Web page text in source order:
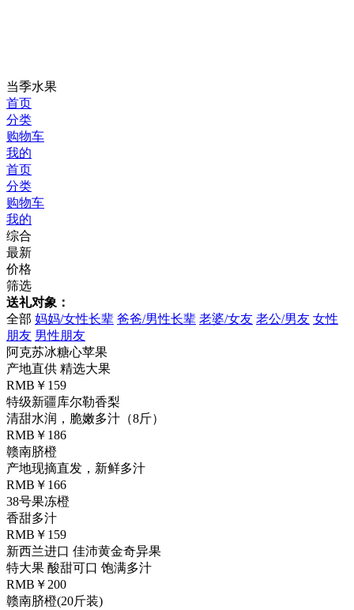
当季水果
首页
分类
购物车
我的
首页
分类
购物车
我的
综合
最新
价格
筛选
送礼对象：
全部 妈妈/女性长辈 爸爸/男性长辈 老婆/女友 老公/男友 女性
朋友 男性朋友
阿克苏冰糖心苹果
产地直供 精选大果
RMB￥159
特级新疆库尔勒香梨
清甜水润，脆嫩多汁（8斤）
RMB￥186
赣南脐橙
产地现摘直发，新鲜多汁
RMB￥166
38号果冻橙
香甜多汁
RMB￥159
新西兰进口 佳沛黄金奇异果
特大果 酸甜可口 饱满多汁
RMB￥200
赣南脐橙(20斤装)